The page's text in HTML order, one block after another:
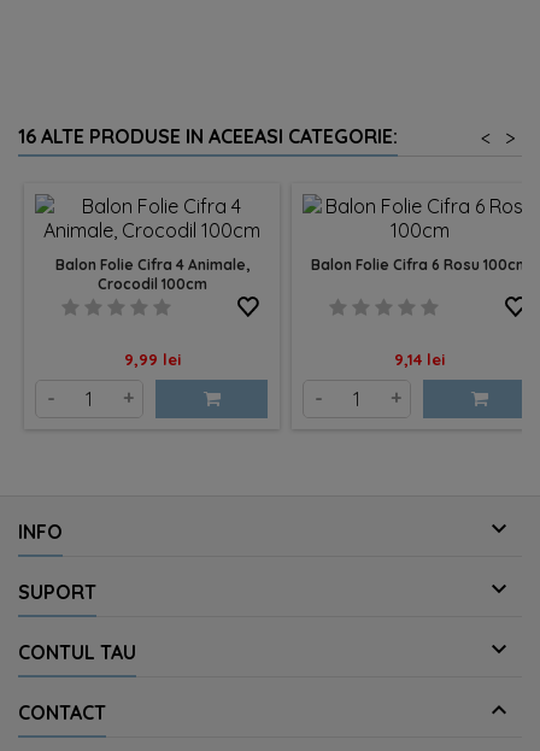
16 ALTE PRODUSE IN ACEEASI CATEGORIE: >
<
Balon Folie Cifra 4 Animale,
Crocodil 100cm
Pret
9,99 lei
- +
Balon Folie Cifra 6 Rosu 100cm
Pret
9,14 lei
- +
INFO 
SUPORT 
CONTUL TAU 
CONTACT 